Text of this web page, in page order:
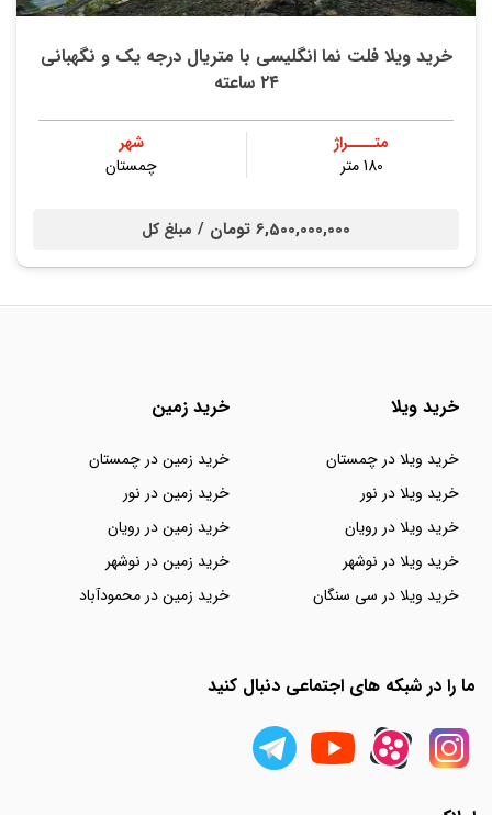
خريد ویلا فلت نما انگلیسی با متریال درجه‌ یک و نگهبانی
۲۴ ساعته
متــــراژ
180 متر
شهر
چمستان
6,500,000,000 تومان / مبلغ کل
خرید ویلا
خرید ویلا در چمستان
خرید ویلا در نور
خرید ویلا در رویان
خرید ویلا در نوشهر
خرید ویلا در سی سنگان
خرید زمین
خرید زمین در چمستان
خرید زمین در نور
خرید زمین در رویان
خرید زمین در نوشهر
خرید زمین در محمودآباد
ما را در شبکه های اجتماعی دنبال کنید